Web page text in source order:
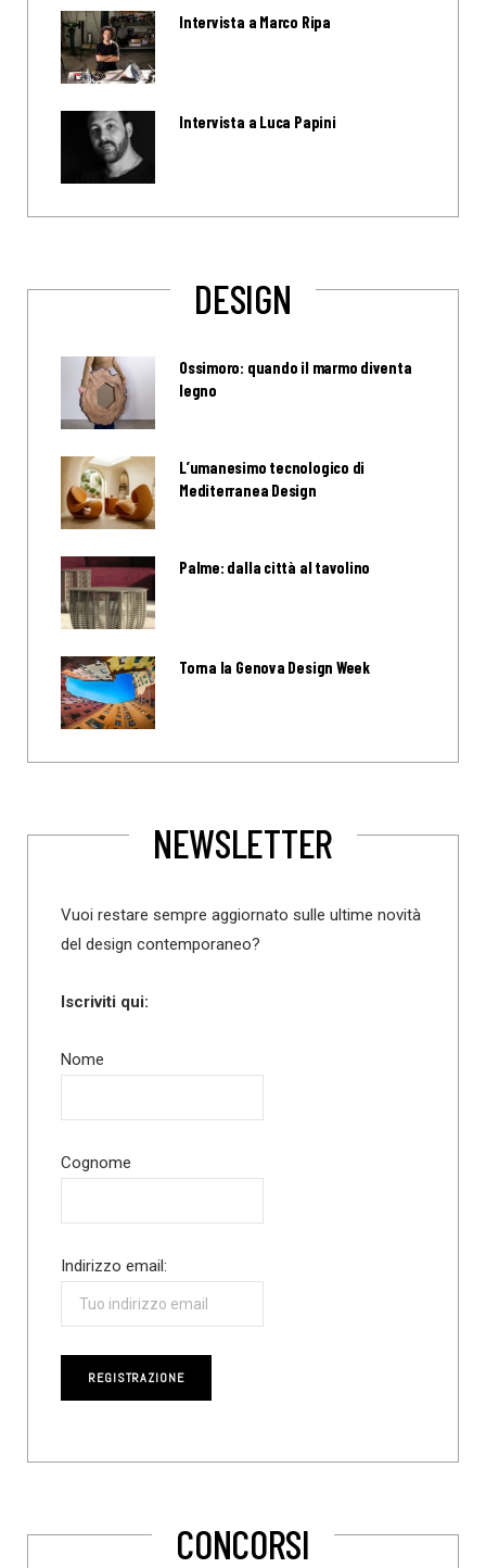
Intervista a Marco Ripa
Intervista a Luca Papini
DESIGN
Ossimoro: quando il marmo diventa
legno
L’umanesimo tecnologico di
Mediterranea Design
Palme: dalla città al tavolino
Torna la Genova Design Week
NEWSLETTER
Vuoi restare sempre aggiornato sulle ultime novità
del design contemporaneo?
Iscriviti qui:
Nome
Cognome
Indirizzo email:
CONCORSI